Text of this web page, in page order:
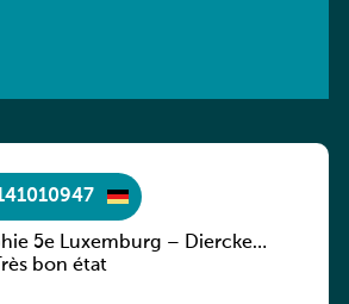
5e Luxemburg – Diercke
bon état